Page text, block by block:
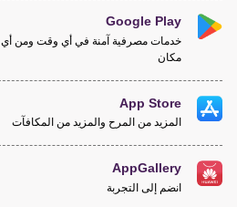
Google Play
خدمات مصرفية آمنة في أي وقت ومن أي
مكان
App Store
المزيد من المرح والمزيد من المكافآت
AppGallery
انضم إلى التجربة